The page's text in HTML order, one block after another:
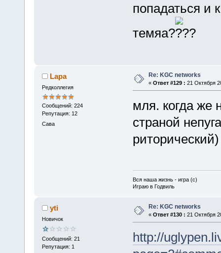
попадаться и
темяа?
Lapa
Редколлегия
Сообщений: 224
Репутация: 12
Сава
Re: KGC networks
« Ответ #129 : 21 Октября
мля. когда же
страной
риторический)
Вся наша жизнь - игра (с)
Играю в Годвиль
yti
Новичок
Сообщений: 21
Репутация: 1
Re: KGC networks
« Ответ #130 : 21 Октября
http://